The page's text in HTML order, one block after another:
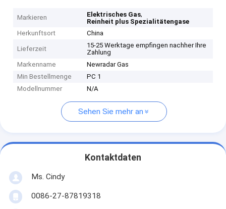
Markieren Elektrisches Gas,
Reinheit plus Spezialitätengase
Herkunftsort
China
Lieferzeit
15-25 Werktage empfingen nachher Ihre
Zahlung
Markenname
Newradar Gas
Min Bestellmenge
PC 1
Modellnummer
N/A
Sehen Sie mehr an
Kontaktdaten
Ms. Cindy
0086-27-87819318